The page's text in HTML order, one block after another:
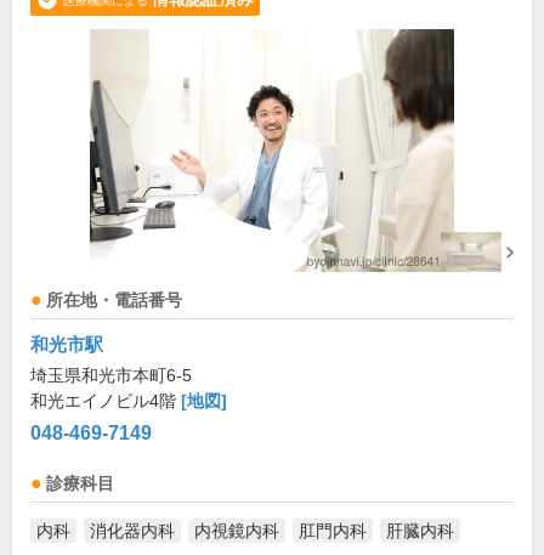
所在地・電話番号
和光市駅
埼玉県和光市本町6-5
和光エイノビル4階 [地図]
048-469-7149
診療科目
内科 消化器内科 内視鏡内科 肛門内科 肝臓内科